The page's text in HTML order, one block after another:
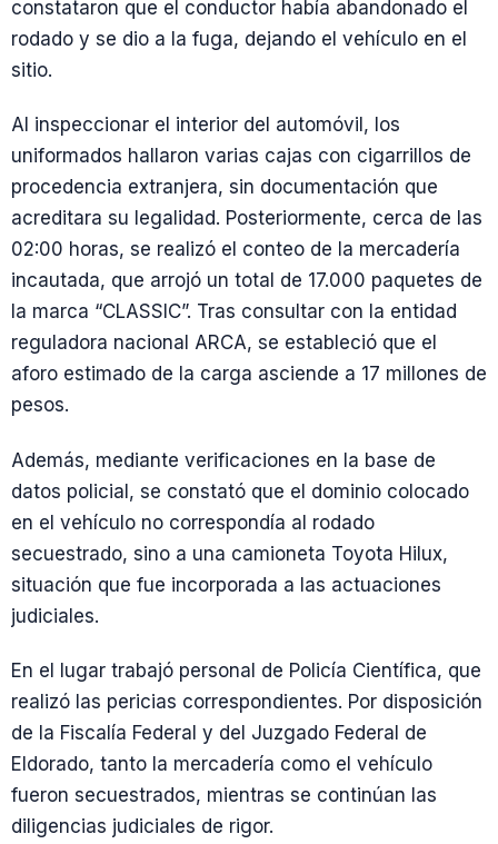
constataron que el conductor había abandonado el
rodado y se dio a la fuga, dejando el vehículo en el
sitio.
Al inspeccionar el interior del automóvil, los
uniformados hallaron varias cajas con cigarrillos de
procedencia extranjera, sin documentación que
acreditara su legalidad. Posteriormente, cerca de las
02:00 horas, se realizó el conteo de la mercadería
incautada, que arrojó un total de 17.000 paquetes de
la marca “CLASSIC”. Tras consultar con la entidad
reguladora nacional ARCA, se estableció que el
aforo estimado de la carga asciende a 17 millones de
pesos.
Además, mediante verificaciones en la base de
datos policial, se constató que el dominio colocado
en el vehículo no correspondía al rodado
secuestrado, sino a una camioneta Toyota Hilux,
situación que fue incorporada a las actuaciones
judiciales.
En el lugar trabajó personal de Policía Científica, que
realizó las pericias correspondientes. Por disposición
de la Fiscalía Federal y del Juzgado Federal de
Eldorado, tanto la mercadería como el vehículo
fueron secuestrados, mientras se continúan las
diligencias judiciales de rigor.